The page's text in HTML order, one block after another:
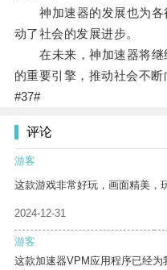
神加速器的发展也为各
动了社会的发展进步。
在未来，神加速器将继
的重要引擎，推动社会不断
#37#
评论
游客
这款游戏非常好玩，画面精美，
2024-12-31
游客
这款加速器VPM应用程序已经